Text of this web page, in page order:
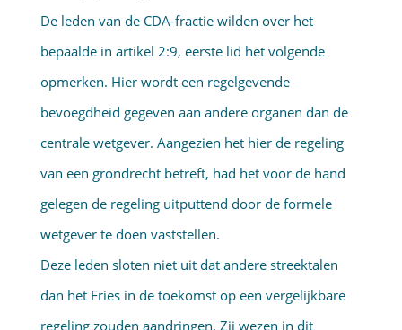
De leden van de CDA-fractie wilden over het
bepaalde in artikel 2:9, eerste lid het volgende
opmerken. Hier wordt een regelgevende
bevoegdheid gegeven aan andere organen dan de
centrale wetgever. Aangezien het hier de regeling
van een grondrecht betreft, had het voor de hand
gelegen de regeling uitputtend door de formele
wetgever te doen vaststellen.
Deze leden sloten niet uit dat andere streektalen
dan het Fries in de toekomst op een vergelijkbare
regeling zouden aandringen. Zij wezen in dit